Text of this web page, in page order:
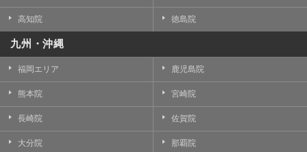
高知院 徳島院
九州・沖縄
福岡エリア 鹿児島院
熊本院 宮崎院
長崎院 佐賀院
大分院 那覇院